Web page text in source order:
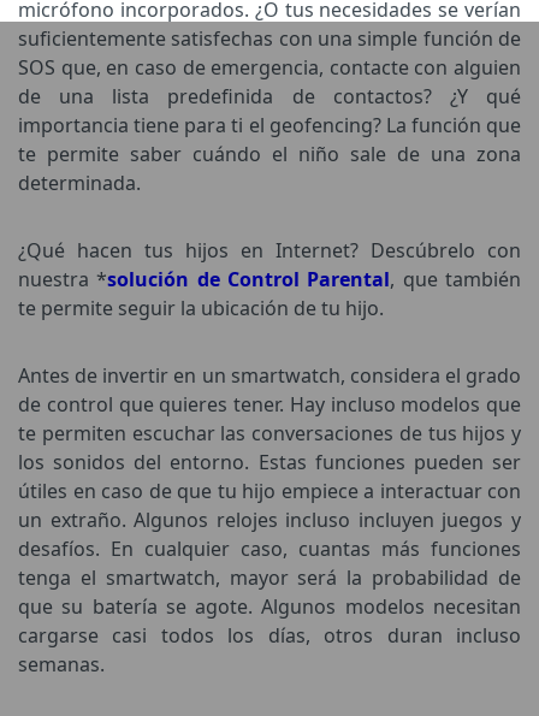
micrófono incorporados. ¿O tus necesidades se verían
suficientemente satisfechas con una simple función de
SOS que, en caso de emergencia, contacte con alguien
de una lista predefinida de contactos? ¿Y qué
importancia tiene para ti el geofencing? La función que
te permite saber cuándo el niño sale de una zona
determinada.
¿Qué hacen tus hijos en Internet? Descúbrelo con
nuestra *solución de Control Parental, que también
te permite seguir la ubicación de tu hijo.
Antes de invertir en un smartwatch, considera el grado
de control que quieres tener. Hay incluso modelos que
te permiten escuchar las conversaciones de tus hijos y
los sonidos del entorno. Estas funciones pueden ser
útiles en caso de que tu hijo empiece a interactuar con
un extraño. Algunos relojes incluso incluyen juegos y
desafíos. En cualquier caso, cuantas más funciones
tenga el smartwatch, mayor será la probabilidad de
que su batería se agote. Algunos modelos necesitan
cargarse casi todos los días, otros duran incluso
semanas.